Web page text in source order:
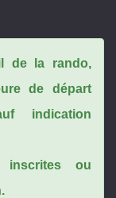
de la rando,
de départ
indication
inscrites ou